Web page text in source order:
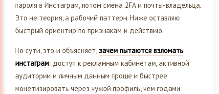
пароля в Инстаграм, потом смена 2FA и почты-владельца.
Это не теория, а рабочий паттерн. Ниже оставляю
быстрый ориентир по признакам и действию.
По сути, это и объясняет, зачем пытаются взломать
инстаграм: доступ к рекламным кабинетам, активной
аудитории и личным данным проще и быстрее
монетизировать через чужой профиль, чем годами